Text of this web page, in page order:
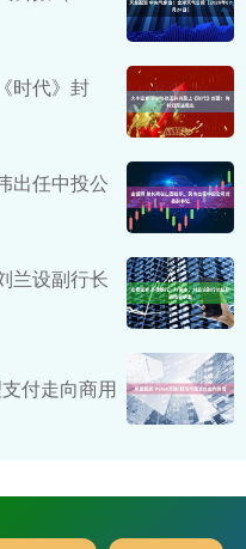
时代》封
出任中投公
兰设副行长
付走向商用